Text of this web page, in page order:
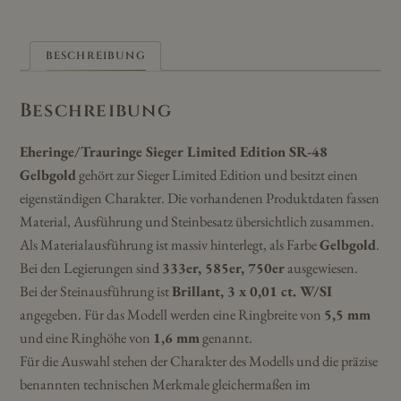
BESCHREIBUNG
Beschreibung
Eheringe/Trauringe Sieger Limited Edition SR-48
Gelbgoldgehört zur Sieger Limited Edition und besitzt einen
eigenständigen Charakter. Die vorhandenen Produktdaten fassen
Material, Ausführung und Steinbesatz übersichtlich zusammen.
Als Materialausführung ist massiv hinterlegt, als FarbeGelbgold.
Bei den Legierungen sind333er, 585er, 750erausgewiesen.
Bei der Steinausführung istBrillant, 3 x 0,01 ct. W/SI
angegeben. Für das Modell werden eine Ringbreite von 5,5 mm
und eine Ringhöhe von 1,6 mmgenannt.
Für die Auswahl stehen der Charakter des Modells und die präzise
benannten technischen Merkmale gleichermaßen im